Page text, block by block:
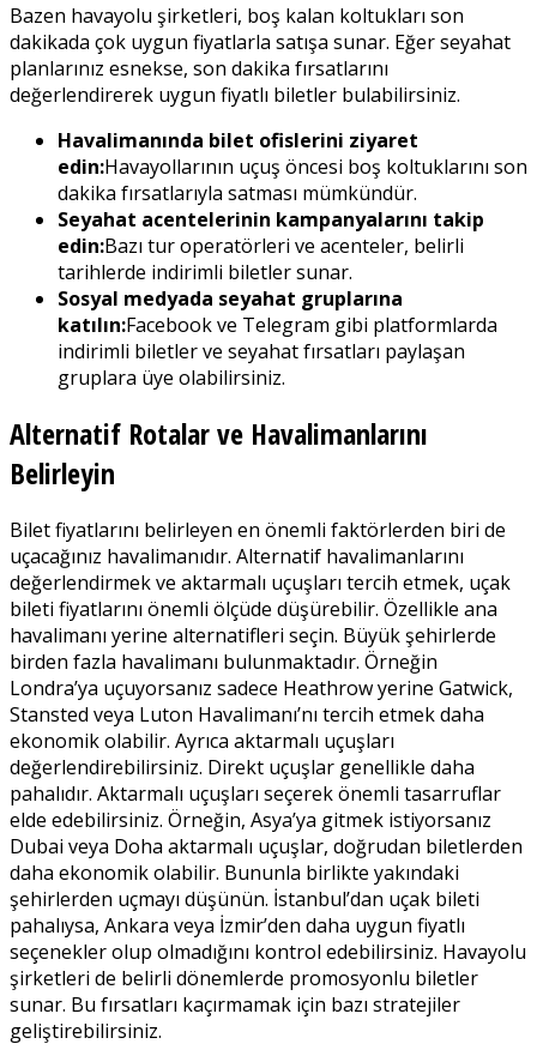
Bazen havayolu şirketleri, boş kalan koltukları son
dakikada çok uygun fiyatlarla satışa sunar. Eğer seyahat
planlarınız esnekse, son dakika fırsatlarını
değerlendirerek uygun fiyatlı biletler bulabilirsiniz.
Havalimanında bilet ofislerini ziyaret
edin:Havayollarının uçuş öncesi boş koltuklarını son
dakika fırsatlarıyla satması mümkündür.
Seyahat acentelerinin kampanyalarını takip
edin:Bazı tur operatörleri ve acenteler, belirli
tarihlerde indirimli biletler sunar.
Sosyal medyada seyahat gruplarına
katılın:Facebook ve Telegram gibi platformlarda
indirimli biletler ve seyahat fırsatları paylaşan
gruplara üye olabilirsiniz.
Alternatif Rotalar ve Havalimanlarını
Belirleyin
Bilet fiyatlarını belirleyen en önemli faktörlerden biri de
uçacağınız havalimanıdır. Alternatif havalimanlarını
değerlendirmek ve aktarmalı uçuşları tercih etmek, uçak
bileti fiyatlarını önemli ölçüde düşürebilir. Özellikle ana
havalimanı yerine alternatifleri seçin. Büyük şehirlerde
birden fazla havalimanı bulunmaktadır. Örneğin
Londra’ya uçuyorsanız sadece Heathrow yerine Gatwick,
Stansted veya Luton Havalimanı’nı tercih etmek daha
ekonomik olabilir. Ayrıca aktarmalı uçuşları
değerlendirebilirsiniz. Direkt uçuşlar genellikle daha
pahalıdır. Aktarmalı uçuşları seçerek önemli tasarruflar
elde edebilirsiniz. Örneğin, Asya’ya gitmek istiyorsanız
Dubai veya Doha aktarmalı uçuşlar, doğrudan biletlerden
daha ekonomik olabilir. Bununla birlikte yakındaki
şehirlerden uçmayı düşünün. İstanbul’dan uçak bileti
pahalıysa, Ankara veya İzmir’den daha uygun fiyatlı
seçenekler olup olmadığını kontrol edebilirsiniz. Havayolu
şirketleri de belirli dönemlerde promosyonlu biletler
sunar. Bu fırsatları kaçırmamak için bazı stratejiler
geliştirebilirsiniz.